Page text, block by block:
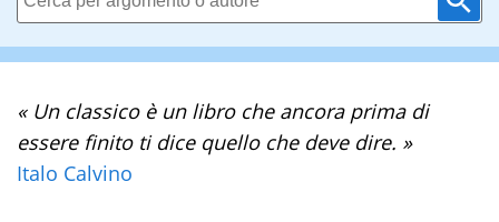
« Un classico è un libro che ancora prima di
essere finito ti dice quello che deve dire. »
Italo Calvino